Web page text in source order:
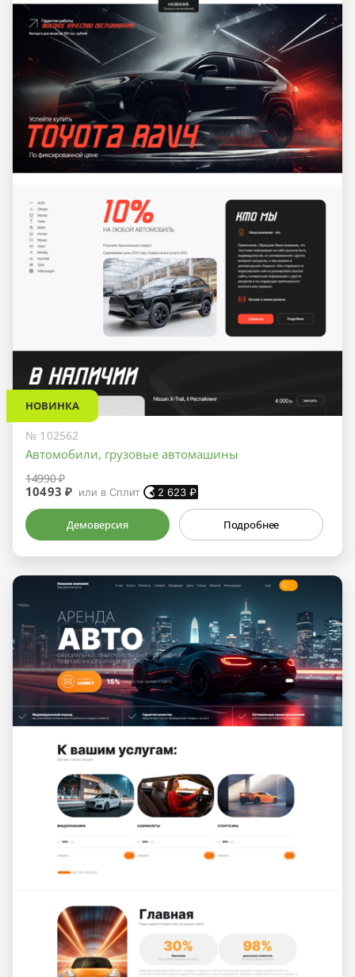
НОВИНКА
№ 102562
Автомобили, грузовые автомашины
14990 ₽
10493 ₽ или в Сплит 2 623 ₽
Демоверсия Подробнее